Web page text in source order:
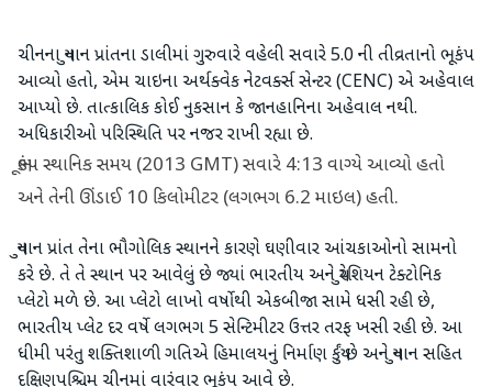
ચીનના યુનાન પ્રાંતના ડાલીમાં ગુરુવારે વહેલી સવારે 5.0 ની તીવ્રતાનો ભૂકંપ
આવ્યો હતો, એમ ચાઇના અર્થક્વેક નેટવર્ક્સ સેન્ટર (CENC) એ અહેવાલ
આપ્યો છે. તાત્કાલિક કોઈ નુકસાન કે જાનહાનિના અહેવાલ નથી.
અધિકારીઓ પરિસ્થિતિ પર નજર રાખી રહ્યા છે.
ભૂકંપ સ્થાનિક સમય (2013 GMT) સવારે 4:13 વાગ્યે આવ્યો હતો
અને તેની ઊંડાઈ 10 કિલોમીટર (લગભગ 6.2 માઇલ) હતી.
યુનાન પ્રાંત તેના ભૌગોલિક સ્થાનને કારણે ઘણીવાર આંચકાઓનો સામનો
કરે છે. તે તે સ્થાન પર આવેલું છે જ્યાં ભારતીય અને યુરેશિયન ટેક્ટોનિક
પ્લેટો મળે છે. આ પ્લેટો લાખો વર્ષોથી એકબીજા સામે ધસી રહી છે,
ભારતીય પ્લેટ દર વર્ષે લગભગ 5 સેન્ટિમીટર ઉત્તર તરફ ખસી રહી છે. આ
ધીમી પરંતુ શક્તિશાળી ગતિએ હિમાલયનું નિર્માણ કર્યું છે અને યુનાન સહિત
દક્ષિણપશ્ચિમ ચીનમાં વારંવાર ભૂકંપ આવે છે.